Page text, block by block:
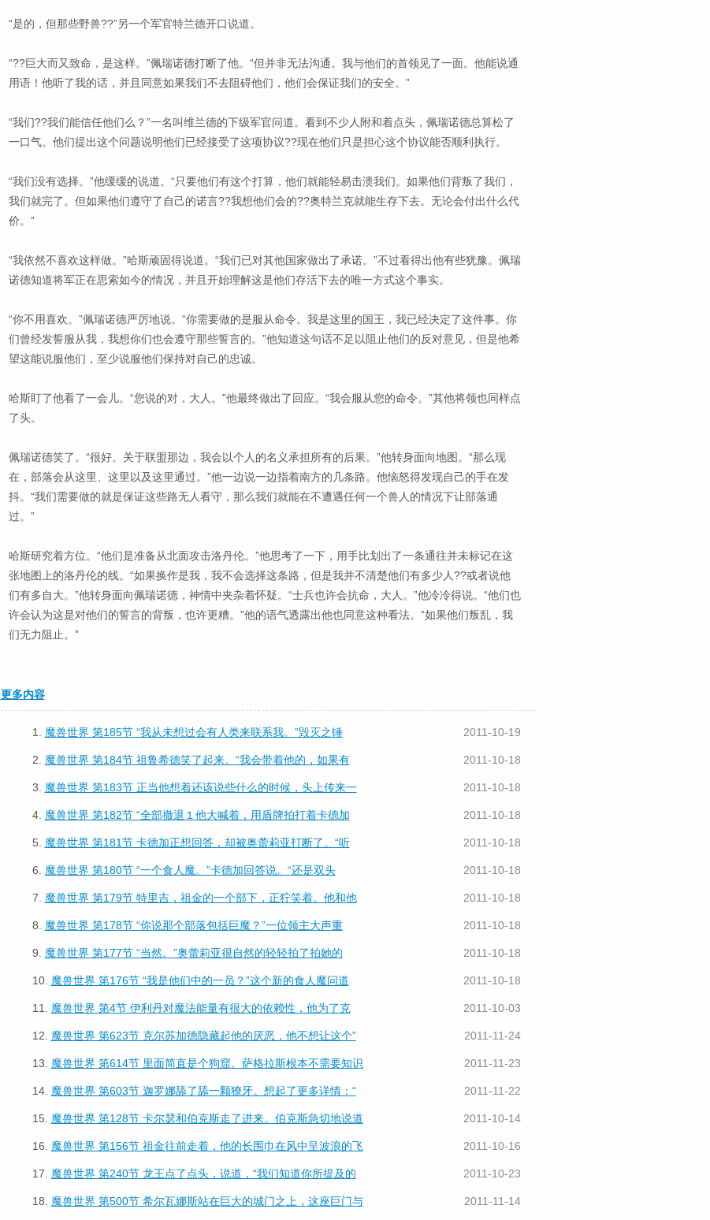
“是的，但那些野兽??”另一个军官特兰德开口说道。
“??巨大而又致命，是这样。”佩瑞诺德打断了他。“但并非无法沟通。我与他们的首领见了一面。他能说通
用语！他听了我的话，并且同意如果我们不去阻碍他们，他们会保证我们的安全。”
“我们??我们能信任他们么？”一名叫维兰德的下级军官问道。看到不少人附和着点头，佩瑞诺德总算松了
一口气。他们提出这个问题说明他们已经接受了这项协议??现在他们只是担心这个协议能否顺利执行。
“我们没有选择。”他缓缓的说道。“只要他们有这个打算，他们就能轻易击溃我们。如果他们背叛了我们，
我们就完了。但如果他们遵守了自己的诺言??我想他们会的??奥特兰克就能生存下去。无论会付出什么代
价。”
“我依然不喜欢这样做。”哈斯顽固得说道。“我们已对其他国家做出了承诺。”不过看得出他有些犹豫。佩瑞
诺德知道将军正在思索如今的情况，并且开始理解这是他们存活下去的唯一方式这个事实。
“你不用喜欢。”佩瑞诺德严厉地说。“你需要做的是服从命令。我是这里的国王，我已经决定了这件事。你
们曾经发誓服从我，我想你们也会遵守那些誓言的。”他知道这句话不足以阻止他们的反对意见，但是他希
望这能说服他们，至少说服他们保持对自己的忠诚。
哈斯盯了他看了一会儿。“您说的对，大人。”他最终做出了回应。“我会服从您的命令。”其他将领也同样点
了头。
佩瑞诺德笑了。“很好。关于联盟那边，我会以个人的名义承担所有的后果。”他转身面向地图。“那么现
在，部落会从这里、这里以及这里通过。”他一边说一边指着南方的几条路。他恼怒得发现自己的手在发
抖。“我们需要做的就是保证这些路无人看守，那么我们就能在不遭遇任何一个兽人的情况下让部落通
过。”
哈斯研究着方位。“他们是准备从北面攻击洛丹伦。”他思考了一下，用手比划出了一条通往并未标记在这
张地图上的洛丹伦的线。“如果换作是我，我不会选择这条路，但是我并不清楚他们有多少人??或者说他
们有多自大。”他转身面向佩瑞诺德，神情中夹杂着怀疑。“士兵也许会抗命，大人。”他冷冷得说。“他们也
许会认为这是对他们的誓言的背叛，也许更糟。”他的语气透露出他也同意这种看法。“如果他们叛乱，我
们无力阻止。”
更多内容
1. 魔兽世界 第185节 “我从未想过会有人类来联系我。”毁灭之锤 2011-10-19
2. 魔兽世界 第184节 祖鲁希德笑了起来。“我会带着他的，如果有 2011-10-18
3. 魔兽世界 第183节 正当他想着还该说些什么的时候，头上传来一 2011-10-18
4. 魔兽世界 第182节 “全部撤退１他大喊着，用盾牌拍打着卡德加 2011-10-18
5. 魔兽世界 第181节 卡德加正想回答，却被奥蕾莉亚打断了。“听 2011-10-18
6. 魔兽世界 第180节 “一个食人魔。”卡德加回答说。“还是双头 2011-10-18
7. 魔兽世界 第179节 特里吉，祖金的一个部下，正狞笑着。他和他 2011-10-18
8. 魔兽世界 第178节 “你说那个部落包括巨魔？”一位领主大声重 2011-10-18
9. 魔兽世界 第177节 “当然。”奥蕾莉亚很自然的轻轻拍了拍她的 2011-10-18
10. 魔兽世界 第176节 “我是他们中的一员？”这个新的食人魔问道 2011-10-18
11. 魔兽世界 第4节 伊利丹对魔法能量有很大的依赖性，他为了克 2011-10-03
12. 魔兽世界 第623节 克尔苏加德隐藏起他的厌恶，他不想让这个” 2011-11-24
13. 魔兽世界 第614节 里面简直是个狗窟。萨格拉斯根本不需要知识 2011-11-23
14. 魔兽世界 第603节 迦罗娜舔了舔一颗獠牙。想起了更多详情：“ 2011-11-22
15. 魔兽世界 第128节 卡尔瑟和伯克斯走了进来。伯克斯急切地说道 2011-10-14
16. 魔兽世界 第156节 祖金往前走着，他的长围巾在风中呈波浪的飞 2011-10-16
17. 魔兽世界 第240节 龙王点了点头，说道，“我们知道你所提及的 2011-10-23
18. 魔兽世界 第500节 希尔瓦娜斯站在巨大的城门之上，这座巨门与 2011-11-14